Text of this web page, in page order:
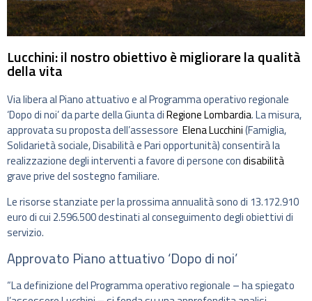
Lucchini: il nostro obiettivo è migliorare la qualità
della vita
Via libera al Piano attuativo e al Programma operativo regionale
‘Dopo di noi’ da parte della Giunta diRegione Lombardia. La misura,
approvata su proposta dell’assessore Elena Lucchini(Famiglia,
Solidarietà sociale, Disabilità e Pari opportunità) consentirà la
realizzazione degli interventi a favore di persone condisabilità
grave prive del sostegno familiare.
Le risorse stanziate per la prossima annualità sono di 13.172.910
euro di cui 2.596.500 destinati al conseguimento degli obiettivi di
servizio.
Approvato Piano attuativo ‘Dopo di noi’
“La definizione del Programma operativo regionale – ha spiegato